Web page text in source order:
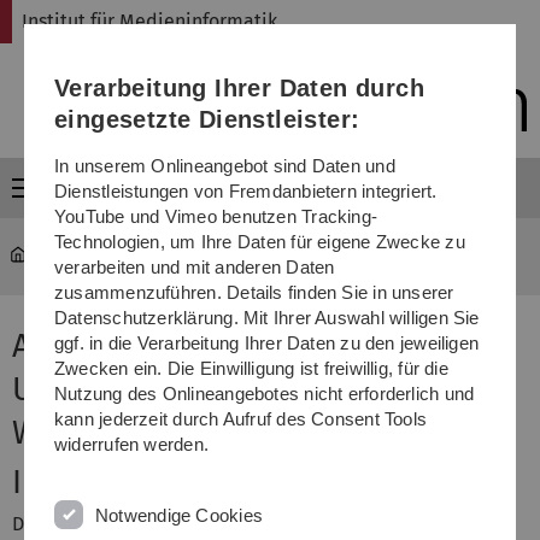
Direkt
Direkt
Direkt
(Sprache,
Drucken,
Media)
Direkt
Direkt
Institut für Medieninformatik
Menü
Anwendungsfach/Projekt Ubiquitous Computing II
Anwendungsfach/Projekt:
Ubiquitous Computing II,
Wintersemester 2018/19
Inhalt
Die Teilnehmer enthalten zunächst eine Einführung in die
Verarbeitung Ihrer Daten durch
eingesetzte Dienstleister:
In unserem Onlineangebot sind Daten und
Dienstleistungen von Fremdanbietern integriert.
YouTube und Vimeo benutzen Tracking-
Technologien, um Ihre Daten für eigene Zwecke zu
verarbeiten und mit anderen Daten
zusammenzuführen. Details finden Sie in unserer
Datenschutzerklärung. Mit Ihrer Auswahl willigen Sie
ggf. in die Verarbeitung Ihrer Daten zu den jeweiligen
Zwecken ein. Die Einwilligung ist freiwillig, für die
Nutzung des Onlineangebotes nicht erforderlich und
kann jederzeit durch Aufruf des Consent Tools
widerrufen werden.
Notwendige Cookies